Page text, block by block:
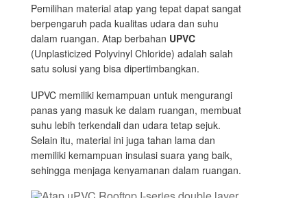
Pemilihan material atap yang tepat dapat sangat
berpengaruh pada kualitas udara dan suhu
dalam ruangan. Atap berbahan UPVC
(Unplasticized Polyvinyl Chloride) adalah salah
satu solusi yang bisa dipertimbangkan.
UPVC memiliki kemampuan untuk mengurangi
panas yang masuk ke dalam ruangan, membuat
suhu lebih terkendali dan udara tetap sejuk.
Selain itu, material ini juga tahan lama dan
memiliki kemampuan insulasi suara yang baik,
sehingga menjaga kenyamanan dalam ruangan.